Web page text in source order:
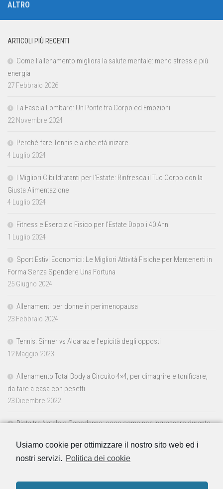
Usiamo cookie per ottimizzare il nostro sito web ed i
nostri servizi. Politica dei cookie
ALTRO
ARTICOLI PIÙ RECENTI
Come l’allenamento migliora la salute mentale: meno stress e più
energia
27 Febbraio 2026
La Fascia Lombare: Un Ponte tra Corpo ed Emozioni
22 Novembre 2024
Perchè fare Tennis e a che età inizare.
4 Luglio 2024
I Migliori Cibi Idratanti per l’Estate: Rinfresca il Tuo Corpo con la
Giusta Alimentazione
4 Luglio 2024
Fitness e Esercizio Fisico per l’Estate Dopo i 40 Anni
1 Luglio 2024
Sport Estivi Economici: Le Migliori Attività Fisiche per Mantenerti in
Forma Senza Spendere Una Fortuna
25 Giugno 2024
Allenamenti per donne in perimenopausa
23 Febbraio 2024
Tennis: Sinner vs Alcaraz e l’epicità degli opposti
12 Maggio 2023
Allenamento Total Body a Circuito 4×4, per dimagrire e tonificare,
da fare a casa con pesetti
23 Dicembre 2022
Dieta tra Natale e Capodanno: ecco come non ingrassare durante
23 Dicembre 2022